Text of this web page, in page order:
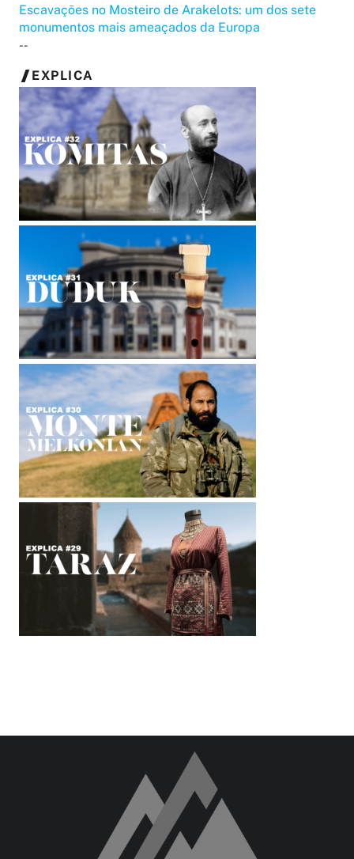
Escavações no Mosteiro de Arakelots: um dos sete
monumentos mais ameaçados da Europa
--
EXPLICA